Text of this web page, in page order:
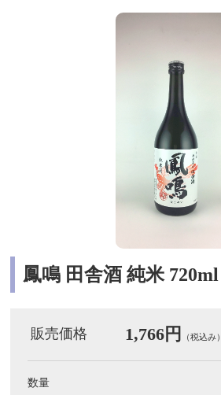
鳳鳴 田舎酒 純米 720ml
販売価格 1,766円 （税込み）
数量